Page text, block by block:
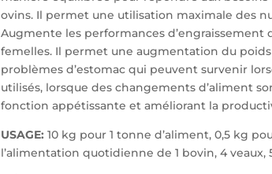
ovins. Il permet une utilisation maximale des
Augmente les performances
femelles. Il permet une augmentation du
problèmes d’estomac qui peuvent survenir
utilisés, lorsque des changements d’aliment
fonction appétissante et améliorant la
USAGE: 10 kg pour 1 tonne d’aliment, 0,5 kg
l’alimentation quotidienne de 1 bovin, 4 veaux,